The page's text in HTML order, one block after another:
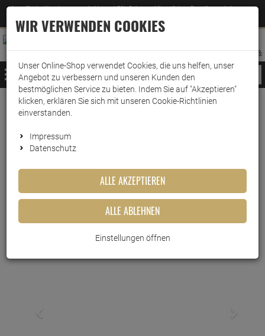
Jetzt für den Newsletter entscheiden und 5% Rabatt auf Ihre nächste Bestellung erhalten
–Zum Newsletter
ANMELDEN
AUFKLAPPEN
MERKZETTEL
WARENKORB:
MENÜ
Weiter einkaufen www.wark24.de Lebensmittel Sirup Tri Top Sirup
Tri Top Sirup Kirsche 600ml
Tri Top Sirup Kirsche 600ml
10013246
WIR VERWENDEN COOKIES
Unser Online-Shop verwendet Cookies, die uns helfen, unser
Angebot zu verbessern und unseren Kunden den
bestmöglichen Service zu bieten. Indem Sie auf "Akzeptieren"
klicken, erklären Sie sich mit unseren Cookie-Richtlinien
einverstanden.
Impressum
Datenschutz
ALLE AKZEPTIEREN
ALLE ABLEHNEN
Einstellungen öffnen